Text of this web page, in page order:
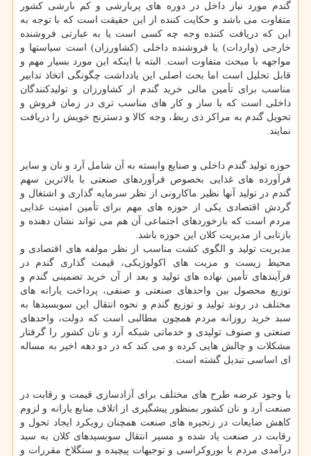
گندم مورد نیاز داخل در دوره های پربارشی و کم بارشی کشور
متفاوت می باشد و حکایت کننده از این حقیقت است که با توجه به
این که دریافت کننده وجه چه کسی است یا به عبارتی فروشنده
خارجی (واردات) یا فروشنده داخلی (کشاورزان) است سیاستها و
مواجهه با مبحث متفاوت است. البته با اینکه این مورد بسیار مهم و
قابل تحلیل است اما بحث اصلی این یادداشت چگونگی اتخاذ تدابیر
مناسب برای تأمین مالی خرید گندم از کشاورزان و تولیدکنندگان
داخلی است که با ساز و کار های مناسب تری در زمان فروش و
تحویل گندم به مراکز ذی ربط، وجه کالا و دسترنج خویش را دریافت
نمایند.
حوزه تولید گندم داخلی و صنایع وابسته به آن شامل آرد و نان و سایر
فرآورده های غذایی بخصوص فرآوردهای صنعتی با بالاترین سهم
گندم در تولید آنها نظیر ماکارونی از نظر سرمایه گذاری و اشتغال و
گردش اقتصادی یکی از حوزه های مهم برای تأمین امنیت غذایی
مردم است که بازخوردهای اجتماعی آن هم می تواند نشان دهنده و
بازتابی از مدیریت کلان این حوزه باشد.
مدیریت تولید و الگوی کشت مناسب از نظر مولفه های اقتصادی و
محیط زیست و مزیت های اکولوژیکی، قیمت گذاری گندم در
فرآیندهای تأمین نهاده های تولید و بعد از آن خرید تضمینی گندم و
توزیع محصول بین واحدهای صنعتی و صنفی، پرداخت یارانه های
مختلف در روند تولید و توزیع گندم و نحوه انتقال این سوبسیدها به
سبد خرید روزانه مردم همچون مطالبی است که دولت، واحدهای
صنعتی و صنوف تولیدی و خدماتی شبکه آرد و نان کشور را گرفتار
مشکلات و چالش هایی کرده و می کند که در دو دهه اخیر به مساله
ای اساسی تبدیل گشته است.
با وجود عرضه طرح های مختلف برای آزادسازی قیمت و رقابت در
صنعت آرد و نان کشور بمنظور پیشگیری از اتلاف منابع یارانه و لزوم
کاهش ضایعات در زنجیره های صنعت همچنان رویکرد ایجاد تحول و
رقابت در صنعت یاد شده و مسیر انتقال سوبسیدهای کلان به سبد
درآمدی مردم با بوروکراسی و توجیهات پیچیده و سنگلاخ مقررات و